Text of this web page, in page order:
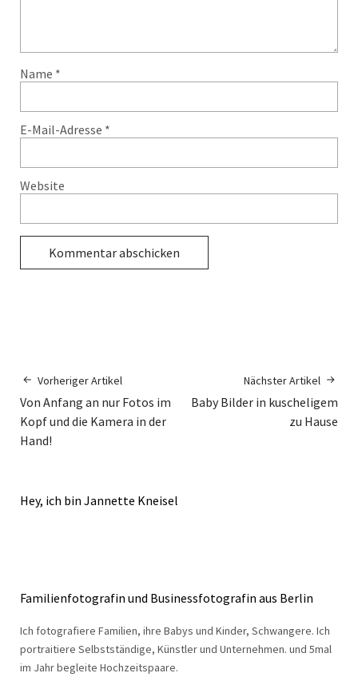
Name *
E-Mail-Adresse *
Website
Vorheriger Artikel
Von Anfang an nur Fotos im
Kopf und die Kamera in der
Hand!
Nächster Artikel
Baby Bilder in kuscheligem
zu Hause
Hey, ich bin Jannette Kneisel
Familienfotografin und Businessfotografin aus Berlin
Ich fotografiere Familien, ihre Babys und Kinder, Schwangere. Ich
portraitiere Selbstständige, Künstler und Unternehmen. und 5mal
im Jahr begleite Hochzeitspaare.